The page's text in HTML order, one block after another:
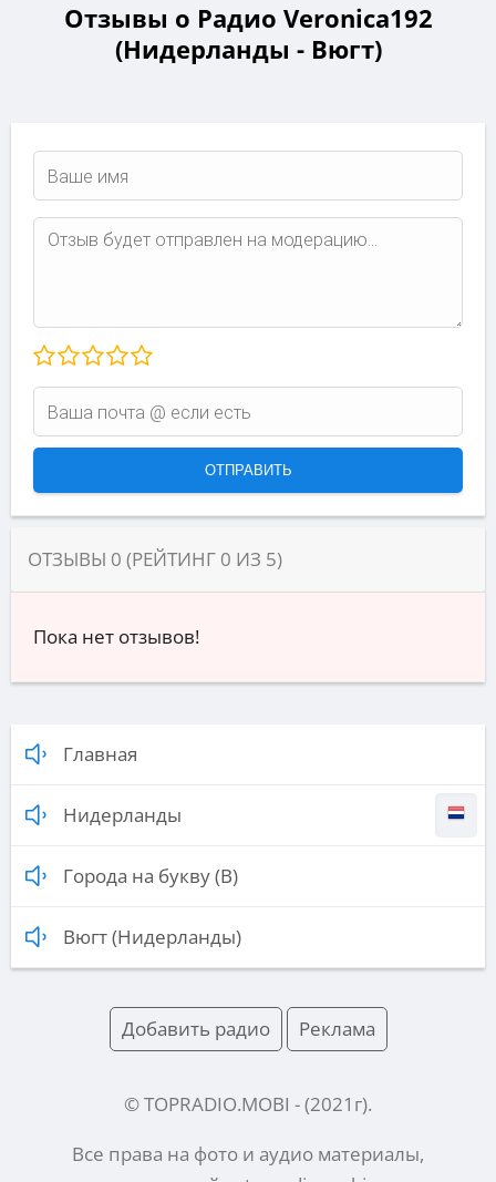
Отзывы о Радио Veronica192
(Нидерланды - Вюгт)
ОТЗЫВЫ 0 (РЕЙТИНГ 0 ИЗ 5)
Пока нет отзывов!
Главная
Нидерланды
Города на букву (В)
Вюгт (Нидерланды)
Добавить радио Реклама
© TOPRADIO.MOBI - (2021 г).
Все права на фото и аудио материалы,